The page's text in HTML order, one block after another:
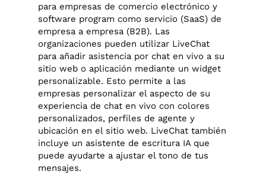
para empresas de comercio electrónico y
software program como servicio (SaaS) de
empresa a empresa (B2B). Las
organizaciones pueden utilizar LiveChat
para añadir asistencia por chat en vivo a su
sitio web o aplicación mediante un widget
personalizable. Esto permite a las
empresas personalizar el aspecto de su
experiencia de chat en vivo con colores
personalizados, perfiles de agente y
ubicación en el sitio web. LiveChat también
incluye un asistente de escritura IA que
puede ayudarte a ajustar el tono de tus
mensajes.